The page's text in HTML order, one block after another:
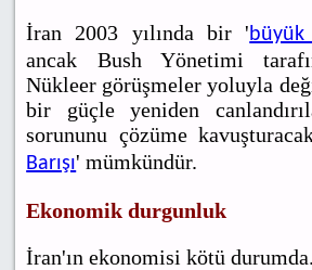
İran 2003 yılında bir 'büyük
ancak Bush Yönetimi
Nükleer görüşmeler yoluyla
bir güçle yeniden
sorununu çözüme
Barışı' mümkündür.
Ekonomik durgunluk
İran'ın ekonomisi kötü